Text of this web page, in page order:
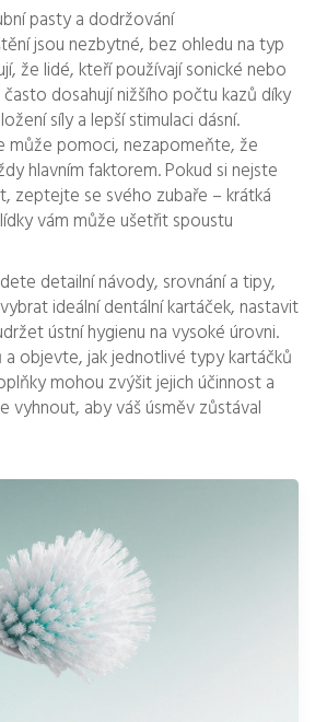
pasty a dodržování
jsou nezbytné, bez ohledu na typ
že lidé, kteří používají sonické nebo
dosahují nižšího počtu kazů díky
síly a lepší stimulaci dásní.
může pomoci, nezapomeňte, že
hlavním faktorem. Pokud si nejste
zeptejte se svého zubaře – krátká
vám může ušetřit spoustu
detailní návody, srovnání a tipy,
ideální dentální kartáček, nastavit
ústní hygienu na vysoké úrovni.
objevte, jak jednotlivé typy kartáčků
mohou zvýšit jejich účinnost a
vyhnout, aby váš úsměv zůstával